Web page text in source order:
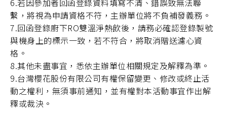
6.若因參加者回函登錄資料填寫不清、錯誤致無法聯
繫，將視為申請資格不符，主辦單位將不負補發義務。
7.回函登錄廚下RO雙溫淨熱飲後，請務必確認登錄製號
與機身上的標示一致，若不符合，將取消贈送濾心資
格。
8.其他未盡事宜，悉依主辦單位相關規定及解釋為準。
9.台灣櫻花股份有限公司有權保留變更、修改或終止活
動之權利，無須事前通知，並有權對本活動事宜作出解
釋或裁決。